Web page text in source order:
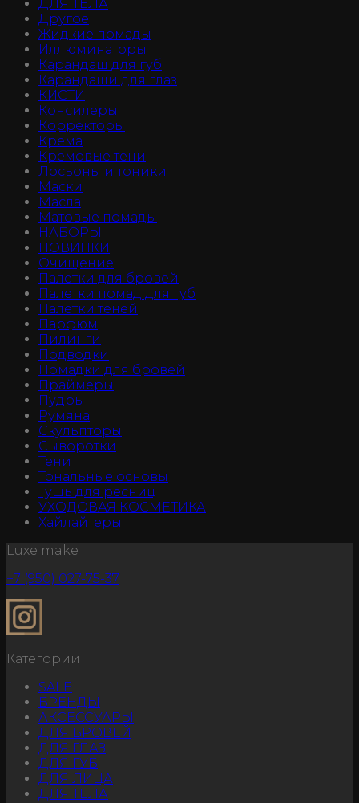
ДЛЯ ТЕЛА
Другое
Жидкие помады
Иллюминаторы
Карандаш для губ
Карандаши для глаз
КИСТИ
Консилеры
Корректоры
Крема
Кремовые тени
Лосьоны и тоники
Маски
Масла
Матовые помады
НАБОРЫ
НОВИНКИ
Очищение
Палетки для бровей
Палетки помад для губ
Палетки теней
Парфюм
Пилинги
Подводки
Помадки для бровей
Праймеры
Пудры
Румяна
Скульпторы
Сыворотки
Тени
Тональные основы
Тушь для ресниц
УХОДОВАЯ КОСМЕТИКА
Хайлайтеры
Luxe make
+7 (950) 027-75-37
Категории
SALE
БРЕНДЫ
АКСЕССУАРЫ
ДЛЯ БРОВЕЙ
ДЛЯ ГЛАЗ
ДЛЯ ГУБ
ДЛЯ ЛИЦА
ДЛЯ ТЕЛА